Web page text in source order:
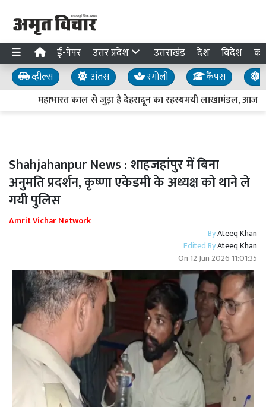
ई-पेपर उत्तर प्रदेश उत्तराखंड देश विदेश
व्हील्स अंतस रंगोली कैंपस
महाभारत काल से जुड़ा है देहरादून का रहस्यमयी लाखामंडल, आज
Shahjahanpur News : शाहजहांपुर में बिना
अनुमति प्रदर्शन, कृष्णा एकेडमी के अध्यक्ष को थाने ले
गयी पुलिस
Amrit Vichar Network
ByAteeq Khan
Edited ByAteeq Khan
On 12 Jun 2026 11:01:35